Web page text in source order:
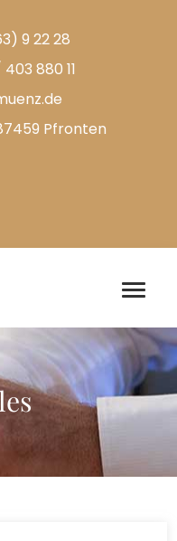
9 22 28
403 880 11
Pfronten